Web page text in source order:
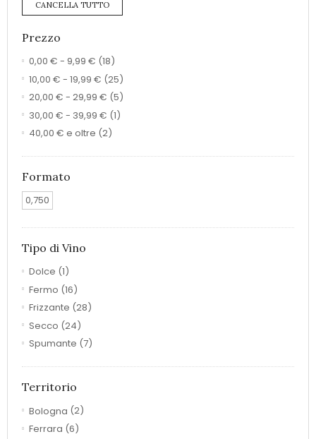
CANCELLA TUTTO
Prezzo
0,00 € - 9,99 € (18)
10,00 € - 19,99 € (25)
20,00 € - 29,99 € (5)
30,00 € - 39,99 € (1)
40,00 € e oltre (2)
Formato
0,750
Tipo di Vino
Dolce (1)
Fermo (16)
Frizzante (28)
Secco (24)
Spumante (7)
Territorio
Bologna (2)
Ferrara (6)